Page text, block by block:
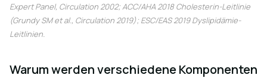
Expert Panel, Circulation 2002; ACC/AHA 2018 Cholesterin-Leitlinie
(Grundy SM et al., Circulation 2019); ESC/EAS 2019 Dyslipidämie-
Leitlinien.
Warum werden verschiedene Komponenten